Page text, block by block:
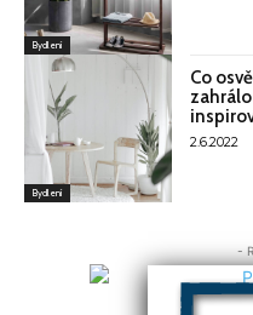
Bydlení
Bydlení
Co
2.6.2022
-